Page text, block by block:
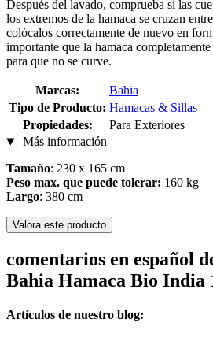
Después del lavado, comprueba si las
los extremos de la hamaca se cruzan
colócalos correctamente de nuevo en
importante que la hamaca
para que no se curve.
Marcas:
Bahia
Tipo de Producto: Hamacas & Sillas
Propiedades:
Para Exteriores
Más información
Tamaño: 230 x 165 cm
Peso max. que puede tolerar: 160 kg
Largo: 380 cm
Valora este producto
comentarios en español
Bahia Hamaca Bio India
Artículos de nuestro blog: